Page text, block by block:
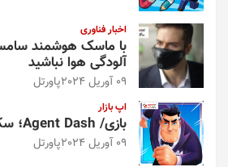
اخبار فناوری
با ماسک هوشمند
آلودگی هوا نباشید
09 آوریل 2024 پاورتل
اپ بازار
بازی/ Agent Dash؛ سکه‌ها را جمع کنید
09 آوریل 2024 پاورتل